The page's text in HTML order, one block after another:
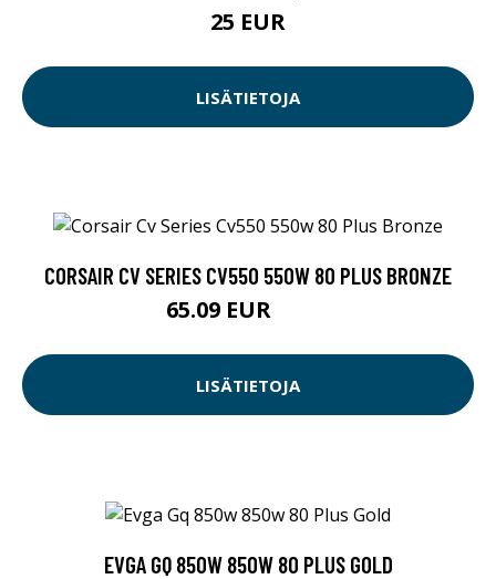
25 EUR
LISÄTIETOJA
CORSAIR CV SERIES CV550 550W 80 PLUS BRONZE
65.09 EUR
LISÄTIETOJA
EVGA GQ 850W 850W 80 PLUS GOLD